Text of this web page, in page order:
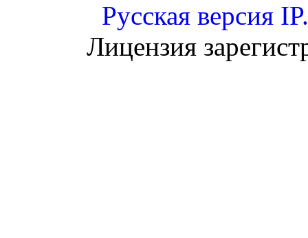
Русская версия
Лицензия